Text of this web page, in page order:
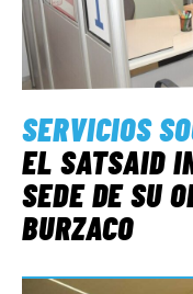
SERVICIOS
EL SATSAID
SEDE DE SU
BURZACO